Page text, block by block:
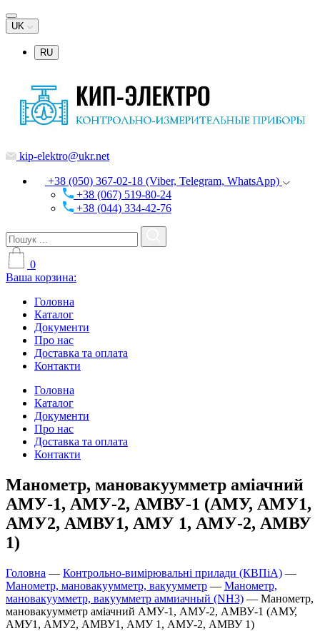
UK
RU
kip-elektro@ukr.net
+38 (050) 367-02-18 (Viber, Telegram, WhatsApp)
+38 (067) 519-80-24
+38 (044) 334-42-76
0
Ваша корзина:
Головна
Каталог
Документи
Про нас
Доставка та оплата
Контакти
Головна
Каталог
Документи
Про нас
Доставка та оплата
Контакти
Манометр, мановакуумметр аміачний
АМУ-1, АМУ-2, АМВУ-1 (АМУ, АМУ1,
АМУ2, АМВУ1, АМУ 1, АМУ-2, АМВУ
1)
Головна — Контрольно-вимірювальні прилади (КВПіА) —
Манометр, мановакуумметр, вакуумметр — Манометр,
мановакуумметр, вакуумметр аммиачный (NH3) — Манометр,
мановакуумметр аміачний АМУ-1, АМУ-2, АМВУ-1 (АМУ,
АМУ1, АМУ2, АМВУ1, АМУ 1, АМУ-2, АМВУ 1)